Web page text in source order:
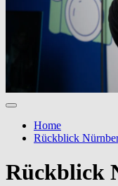
Home
Rückblick
Rückblick